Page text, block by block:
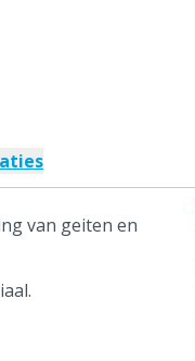
van geiten en